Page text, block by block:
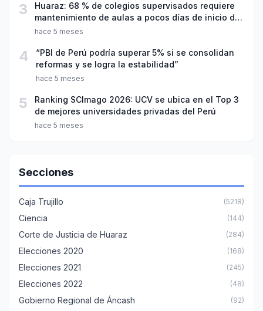
3
Huaraz: 68 % de colegios supervisados requiere
mantenimiento de aulas a pocos días de inicio del
año escolar 2026
hace 5 meses
4
“PBI de Perú podría superar 5% si se consolidan
reformas y se logra la estabilidad”
hace 5 meses
5
Ranking SCImago 2026: UCV se ubica en el Top 3
de mejores universidades privadas del Perú
hace 5 meses
Secciones
Caja Trujillo (5218)
Ciencia (144)
Corte de Justicia de Huaraz (284)
Elecciones 2020 (168)
Elecciones 2021 (245)
Elecciones 2022 (48)
Gobierno Regional de Áncash (92)